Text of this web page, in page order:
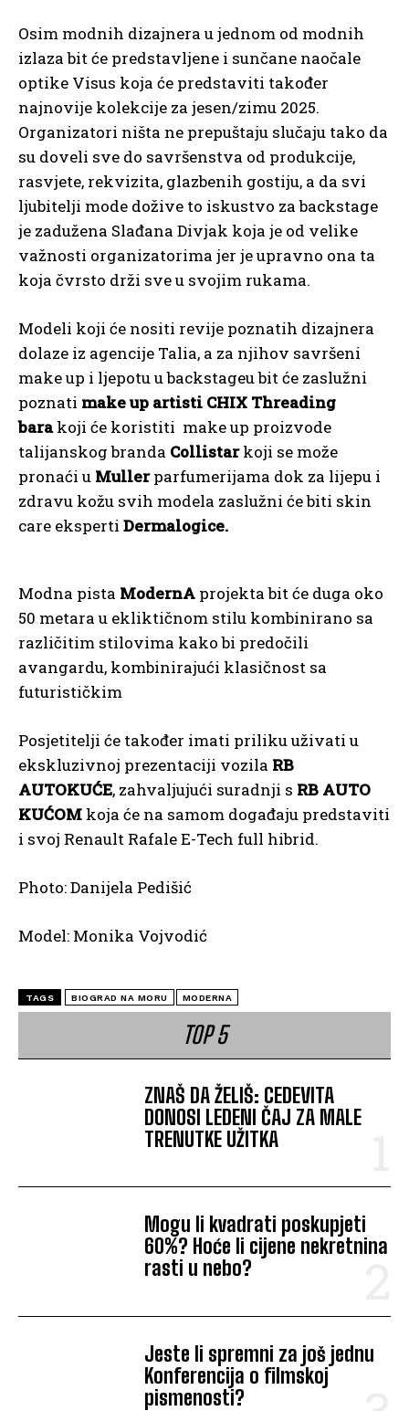
Osim modnih dizajnera u jednom od modnih
izlaza bit će predstavljene i sunčane naočale
optike Visus koja će predstaviti također
najnovije kolekcije za jesen/zimu 2025.
Organizatori ništa ne prepuštaju slučaju tako da
su doveli sve do savršenstva od produkcije,
rasvjete, rekvizita, glazbenih gostiju, a da svi
ljubitelji mode dožive to iskustvo za backstage
je zadužena Slađana Divjak koja je od velike
važnosti organizatorima jer je upravno ona ta
koja čvrsto drži sve u svojim rukama.
Modeli koji će nositi revije poznatih dizajnera
dolaze iz agencije Talia, a za njihov savršeni
make up i ljepotu u backstageu bit će zaslužni
poznati make up artisti CHIX Threading
barakoji će koristiti make up proizvode
talijanskog branda Collistarkoji se može
pronaći u Mullerparfumerijama dok za lijepu i
zdravu kožu svih modela zaslužni će biti skin
care eksperti Dermalogice.
Modna pista ModernA projekta bit će duga oko
50 metara u ekliktičnom stilu kombinirano sa
različitim stilovima kako bi predočili
avangardu, kombinirajući klasičnost sa
futurističkim
Posjetitelji će također imati priliku uživati u
ekskluzivnoj prezentaciji vozila RB
AUTOKUĆE, zahvaljujući suradnji s RB AUTO
KUĆOM koja će na samom događaju predstaviti
i svoj Renault Rafale E-Tech full hibrid.
Photo: Danijela Pedišić
Model: Monika Vojvodić
TAGS BIOGRAD NA MORU MODERNA
TOP 5
ZNAŠ DA ŽELIŠ: CEDEVITA
DONOSI LEDENI ČAJ ZA MALE
TRENUTKE UŽITKA
Mogu li kvadrati poskupjeti
60%? Hoće li cijene nekretnina
rasti u nebo?
Jeste li spremni za još jednu
Konferencija o filmskoj
pismenosti?